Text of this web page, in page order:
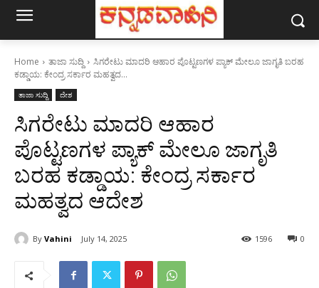
Home ತಾಜಾ ಸುದ್ದಿ
ಸಿಗರೇಟು ಮಾದರಿ ಆಹಾರ ಪೊಟ್ಟಣಗಳ ಪ್ಯಾಕ್ ಮೇಲೂ ಜಾಗೃತಿ ಬರಹ
ಕಡ್ಡಾಯ: ಕೇಂದ್ರ ಸರ್ಕಾರ ಮಹತ್ವದ...
ತಾಜಾ ಸುದ್ದಿ ದೇಶ
ಸಿಗರೇಟು ಮಾದರಿ ಆಹಾರ
ಪೊಟ್ಟಣಗಳ ಪ್ಯಾಕ್ ಮೇಲೂ ಜಾಗೃತಿ
ಬರಹ ಕಡ್ಡಾಯ: ಕೇಂದ್ರ ಸರ್ಕಾರ
ಮಹತ್ವದ ಆದೇಶ
By Vahini July 14, 2025 0
1596